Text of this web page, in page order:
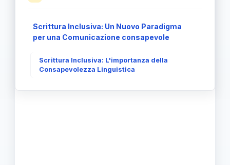
Scrittura Inclusiva: Un Nuovo Paradigma
per una Comunicazione consapevole
Scrittura Inclusiva: L'importanza della
Consapevolezza Linguistica